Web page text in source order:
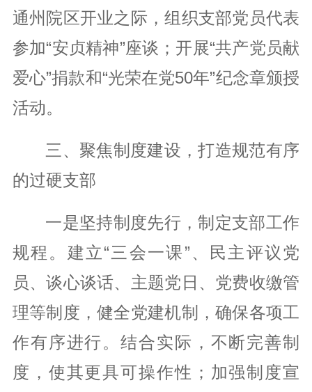
通州院区开业之际，组织支部党员代表
参加“安贞精神”座谈；开展“共产党员献
爱心”捐款和“光荣在党50年”纪念章颁授
活动。
三、聚焦制度建设，打造规范有序
的过硬支部
一是坚持制度先行，制定支部工作
规程。建立“三会一课”、民主评议党
员、谈心谈话、主题党日、党费收缴管
理等制度，健全党建机制，确保各项工
作有序进行。结合实际，不断完善制
度，使其更具可操作性；加强制度宣